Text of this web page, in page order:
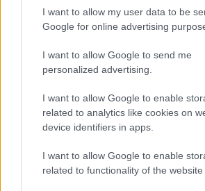
I want to allow my user data to be
Google for online advertising
I want to allow Google to send me
personalized advertising.
I want to allow Google to enable
related to analytics like cookies on
device identifiers in apps.
I want to allow Google to enable
related to functionality of the website